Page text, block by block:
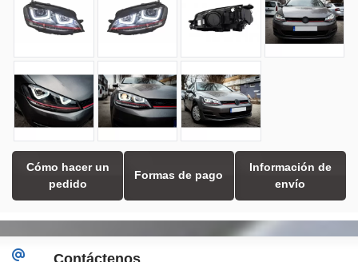
Cómo hacer un
pedido
Formas de pago
Información de
envío
Contáctenos